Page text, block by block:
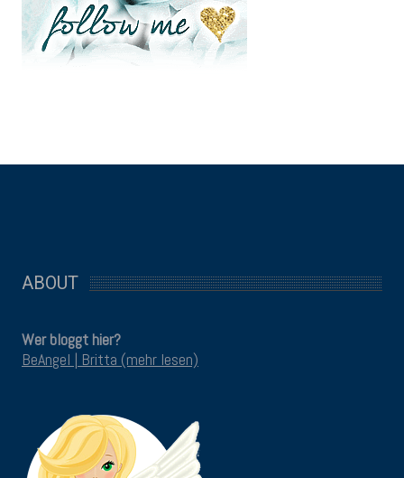
ABOUT
Wer bloggt hier?
BeAngel | Britta (mehr lesen)